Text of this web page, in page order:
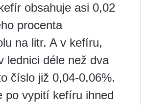
obsahuje asi 0,02
procenta
na litr. A v kefíru,
lednici déle než dva
číslo již 0,04-0,06%.
po vypití kefíru ihned